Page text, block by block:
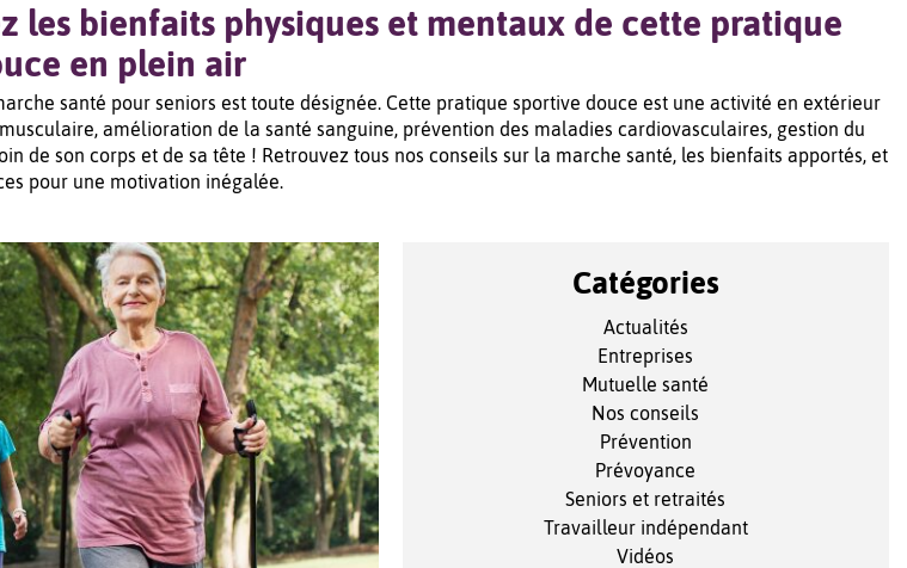
les bienfaits physiques et mentaux de cette pratique
en plein air
santé pour seniors est toute désignée. Cette pratique sportive douce est une activité en extérieur
amélioration de la santé sanguine, prévention des maladies cardiovasculaires, gestion du
de son corps et de sa tête ! Retrouvez tous nos conseils sur la marche santé, les bienfaits apportés, et
pour une motivation inégalée.
Catégories
Actualités
Entreprises
Mutuelle santé
Nos conseils
Prévention
Prévoyance
Seniors et retraités
Travailleur indépendant
Vidéos